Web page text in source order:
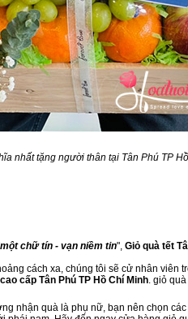
nhất tặng người thân tại Tân Phú TP
một chữ tín - vạn niềm tin", Giỏ quà tết
cách xa, chúng tôi sẽ cử nhân
cấp Tân Phú TP Hồ Chí Minh. giỏ
nhận quà là phụ nữ, bạn nên chọn